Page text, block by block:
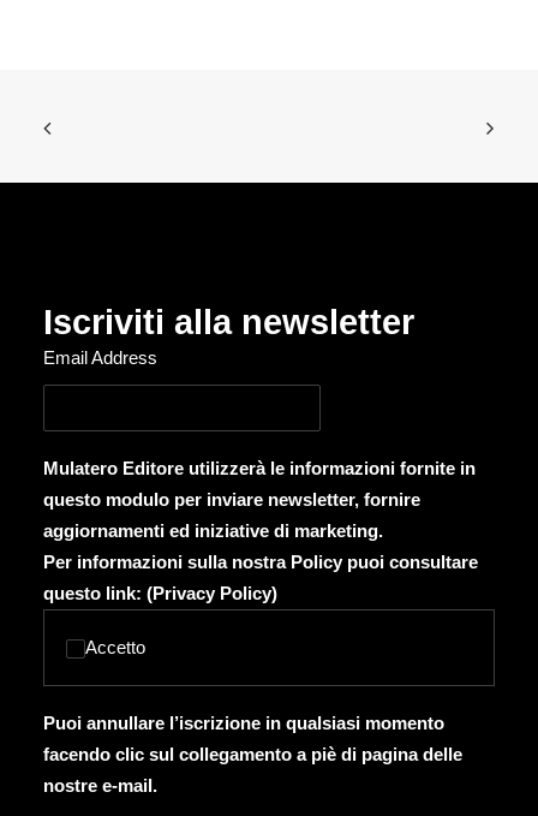
Iscriviti alla newsletter
Email Address
Mulatero Editore utilizzerà le informazioni fornite in
questo modulo per inviare newsletter, fornire
aggiornamenti ed iniziative di marketing.
Per informazioni sulla nostra Policy puoi consultare
questo link: (Privacy Policy)
Accetto
Puoi annullare l’iscrizione in qualsiasi momento
facendo clic sul collegamento a piè di pagina delle
nostre e-mail.